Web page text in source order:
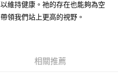
維持健康。祂的存在也能夠為空
領我們站上更高的視野。
相關推薦